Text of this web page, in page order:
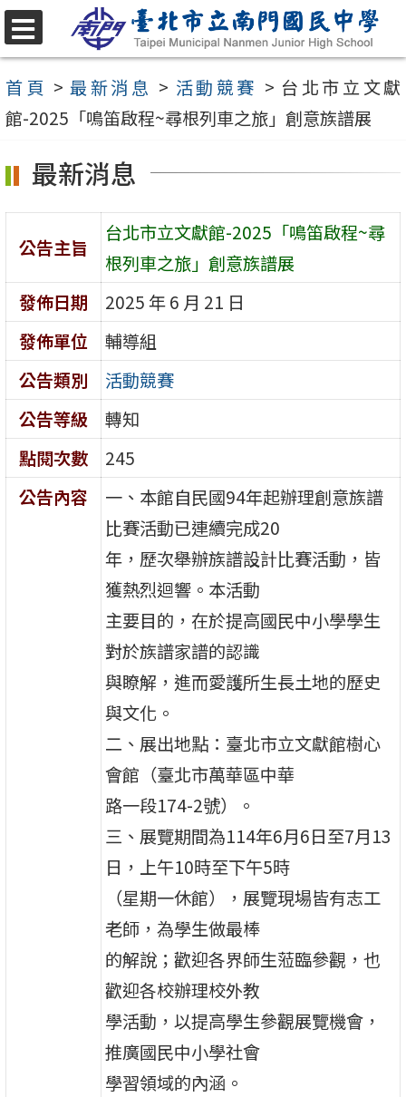
跳
至
主
要
容
選
單
首頁 >最新消息 > 活動競賽 > 台北市立文獻
館-2025「鳴笛啟程~尋根列車之旅」創意族譜展
最新消息
公告主旨
台北市立文獻館-2025「鳴笛啟程~尋
根列車之旅」創意族譜展
發佈日期
2025 年 6 月 21 日
發佈單位
輔導組
公告類別
活動競賽
公告等級
轉知
點閱次數
245
公告內容
一、本館自民國94年起辦理創意族譜
比賽活動已連續完成20
年，歷次舉辦族譜設計比賽活動，皆
獲熱烈迴響。本活動
主要目的，在於提高國民中小學學生
對於族譜家譜的認識
與瞭解，進而愛護所生長土地的歷史
與文化。
二、展出地點：臺北市立文獻館樹心
會館（臺北市萬華區中華
路一段174-2號）。
三、展覽期間為114年6月6日至7月13
日，上午10時至下午5時
（星期一休館），展覽現場皆有志工
老師，為學生做最棒
的解說；歡迎各界師生蒞臨參觀，也
歡迎各校辦理校外教
學活動，以提高學生參觀展覽機會，
推廣國民中小學社會
學習領域的內涵。